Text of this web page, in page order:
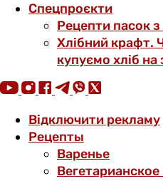
Спецпроєкти
Рецепти пасок
Хлібний крафт.
купуємо хліб на
Відключити рекламу
Рецепты
Варенье